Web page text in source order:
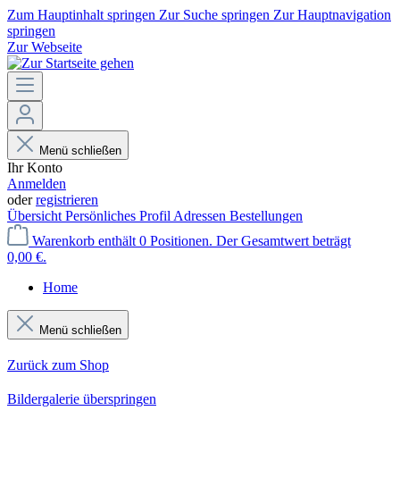
Zum Hauptinhalt springen Zur Suche springen Zur Hauptnavigation
springen
Zur Webseite
Menü schließen
Ihr Konto
Anmelden
oderregistrieren
Übersicht Persönliches Profil Adressen Bestellungen
Warenkorb enthält 0 Positionen. Der Gesamtwert beträgt
0,00 €.
Home
Menü schließen
Zurück zum Shop
Bildergalerie überspringen